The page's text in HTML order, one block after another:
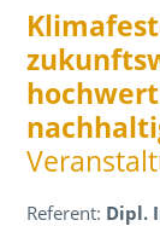
Referent: Dipl.